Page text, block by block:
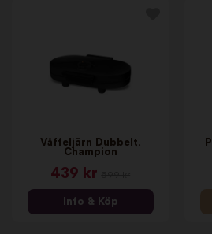
Våffeljärn Dubbelt.
Champion
439 kr
Info & Köp